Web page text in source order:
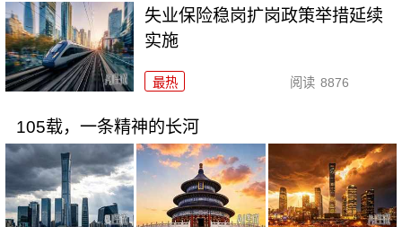
失业保险稳岗扩岗政策举措延续
实施
最热 阅读 8876
105载，一条精神的长河